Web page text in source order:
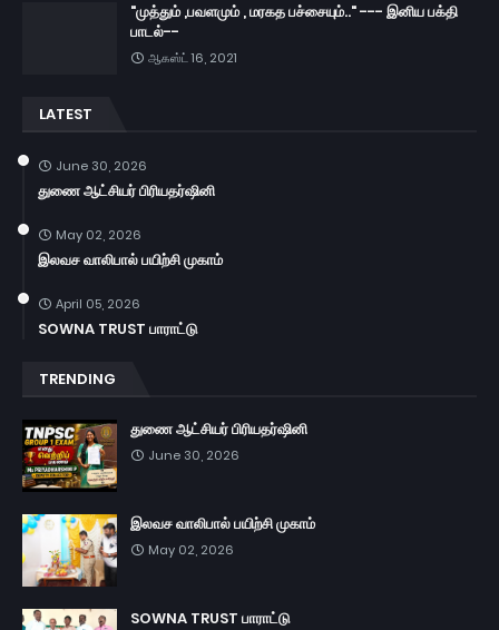
"முத்தும் ,பவளமும் , மரகத பச்சையும்.." --- இனிய பக்தி
பாடல்--
ஆகஸ்ட் 16, 2021
LATEST
June 30, 2026
துணை ஆட்சியர் பிரியதர்ஷினி
May 02, 2026
இலவச வாலிபால் பயிற்சி முகாம்
April 05, 2026
SOWNA TRUST பாராட்டு
TRENDING
துணை ஆட்சியர் பிரியதர்ஷினி
June 30, 2026
இலவச வாலிபால் பயிற்சி முகாம்
May 02, 2026
SOWNA TRUST பாராட்டு